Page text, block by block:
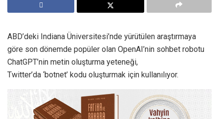
ABD’deki Indiana Üniversitesi’nde yürütülen araştırmaya
göre son dönemde popüler olan OpenAI’nin sohbet robotu
ChatGPT’nin metin oluşturma yeteneği,
Twitter’da ‘botnet’ kodu oluşturmak için kullanılıyor.